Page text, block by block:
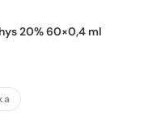
20% 60×0,4 ml